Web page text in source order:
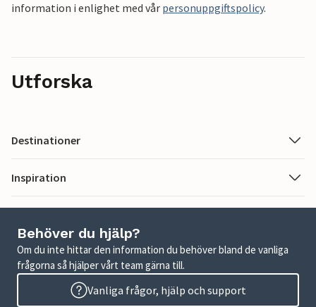
information i enlighet med vår personuppgiftspolicy.
Utforska
Destinationer
Inspiration
Behöver du hjälp?
Om du inte hittar den information du behöver bland de vanliga
frågorna så hjälper vårt team gärna till.
Vanliga frågor, hjälp och support